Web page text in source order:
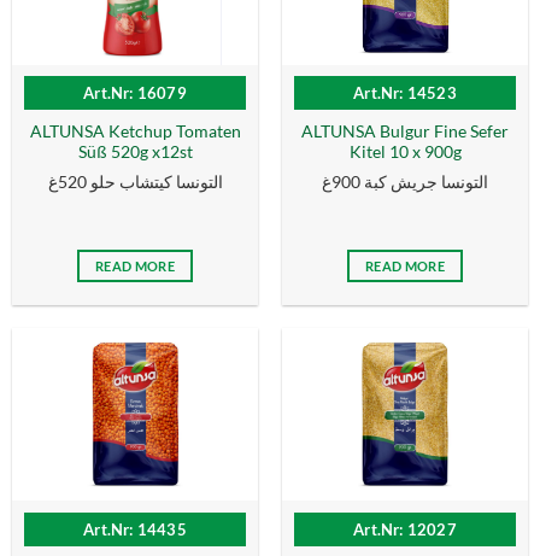
Art.Nr: 16079
ALTUNSA Ketchup Tomaten
Süß 520g x12st
التونسا كيتشاب حلو 520غ
READ MORE
Art.Nr: 14523
ALTUNSA Bulgur Fine Sefer
Kitel 10 x 900g
التونسا جريش كبة 900غ
READ MORE
Art.Nr: 14435 Art.Nr: 12027